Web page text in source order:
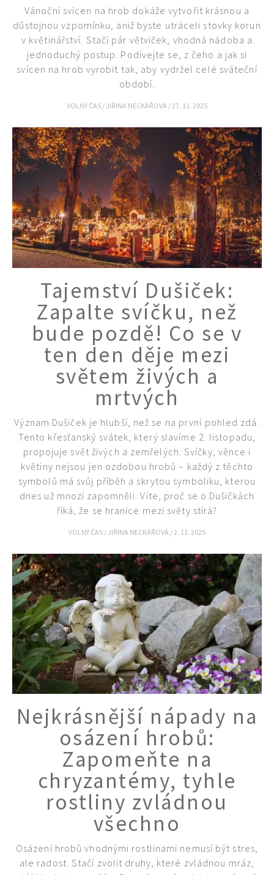
Vánoční svícen na hrob dokáže vytvořit krásnou a
důstojnou vzpomínku, aniž byste utráceli stovky korun
v květinářství. Stačí pár větviček, vhodná nádoba a
jednoduchý postup. Podívejte se, z čeho a jak si
svícen na hrob vyrobit tak, aby vydržel celé sváteční
období.
VOLNÝ ČAS / JIŘINA NECKÁŘOVÁ /27. 11. 2025
Tajemství Dušiček:
Zapalte svíčku, než
bude pozdě! Co se v
ten den děje mezi
světem živých a
mrtvých
Význam Dušiček je hlubší, než se na první pohled zdá.
Tento křesťanský svátek, který slavíme 2. listopadu,
propojuje svět živých a zemřelých. Svíčky, věnce i
květiny nejsou jen ozdobou hrobů – každý z těchto
symbolů má svůj příběh a skrytou symboliku, kterou
dnes už mnozí zapomněli. Víte, proč se o Dušičkách
říká, že se hranice mezi světy stírá?
VOLNÝ ČAS / JIŘINA NECKÁŘOVÁ / 2. 11. 2025
Nejkrásnější nápady na
osázení hrobů:
Zapomeňte na
chryzantémy, tyhle
rostliny zvládnou
všechno
Osázení hrobů vhodnými rostlinami nemusí být stres,
ale radost. Stačí zvolit druhy, které zvládnou mráz,